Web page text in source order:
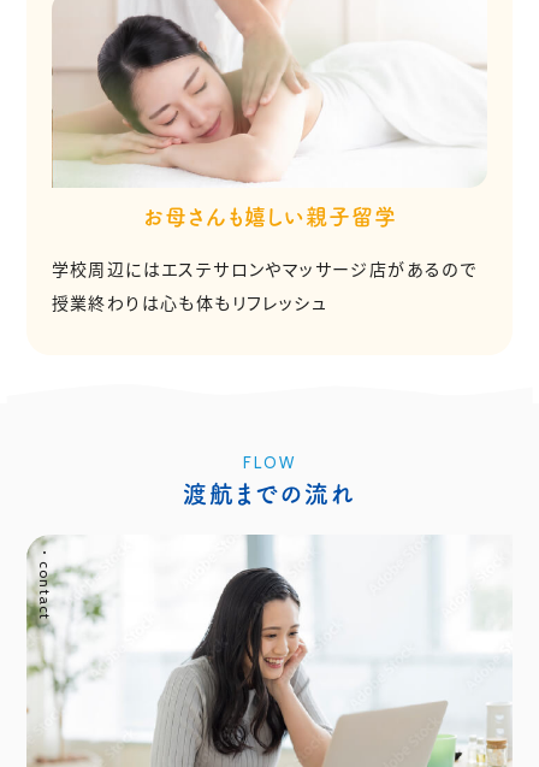
お母さんも嬉しい親子留学
学校周辺にはエステサロンやマッサージ店があるので
授業終わりは心も体もリフレッシュ
FLOW
渡航までの流れ